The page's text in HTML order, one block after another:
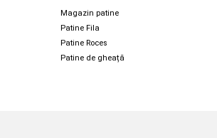
Magazin patine
Patine Fila
Patine Roces
Patine de gheață